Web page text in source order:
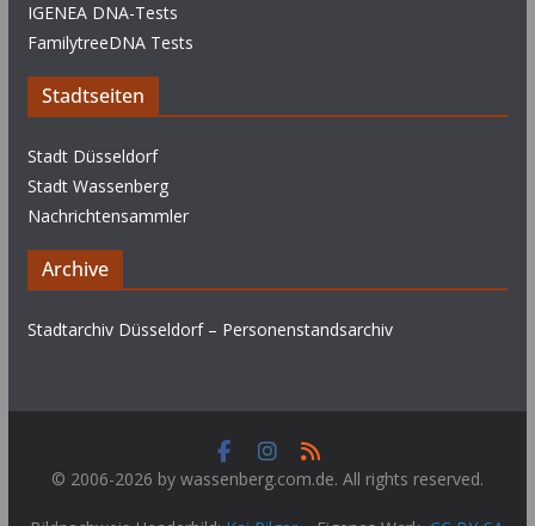
IGENEA DNA-Tests
FamilytreeDNA Tests
Stadtseiten
Stadt Düsseldorf
Stadt Wassenberg
Nachrichtensammler
Archive
Stadtarchiv Düsseldorf – Personenstandsarchiv
© 2006-2026 by wassenberg.com.de. All rights reserved.